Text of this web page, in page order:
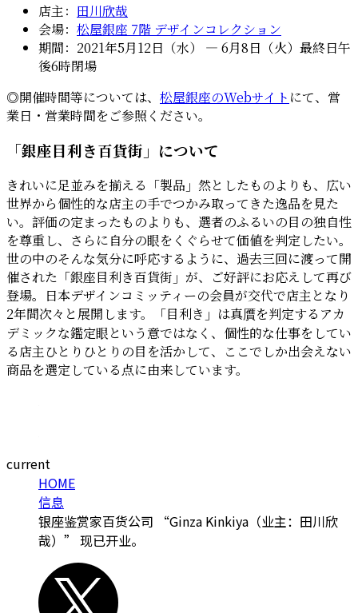
店主： 田川欣哉
会場： 松屋銀座 7階 デザインコレクション
期間：2021年5月12日（水） ― 6月8日（火）最終日午
後6時閉場
◎開催時間等については、 松屋銀座のWebサイト にて、営
業日・営業時間をご参照ください。
「銀座目利き百貨街」について
きれいに足並みを揃える「製品」然としたものよりも、広い
世界から個性的な店主の手でつかみ取ってきた逸品を見た
い。評価の定まったものよりも、選者のふるいの目の独自性
を尊重し、さらに自分の眼をくぐらせて価値を判定したい。
世の中のそんな気分に呼応するように、過去三回に渡って開
催された「銀座目利き百貨街」が、ご好評にお応えして再び
登場。日本デザインコミッティーの会員が交代で店主となり
2年間次々と展開します。「目利き」は真贋を判定するアカ
デミックな鑑定眼という意ではなく、個性的な仕事をしてい
る店主ひとりひとりの目を活かして、ここでしか出会えない
商品を選定している点に由来しています。
current
HOME
信息
银座鉴赏家百货公司 “Ginza Kinkiya（业主：田川欣
哉）” 现已开业。